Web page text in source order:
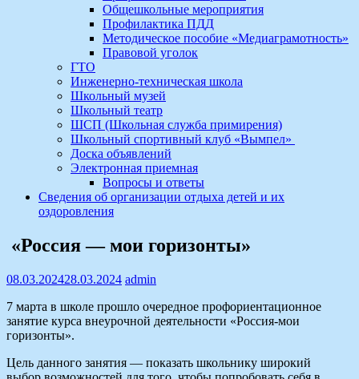
Общешкольные мероприятия
Профилактика ПДД
Методическое пособие «Медиаграмотность»
Правовой уголок
ГТО
Инженерно-техническая школа
Школьный музей
Школьный театр
ШСП (Школьная служба примирения)
Школьный спортивный клуб «Вымпел»
Доска объявлений
Электронная приемная
Вопросы и ответы
Сведения об организации отдыха детей и их
оздоровления
«Россия — мои горизонты»
08.03.202428.03.2024 admin
7 марта в школе прошло очередное профориентационное
занятие курса внеурочной деятельности «Россия-мои
горизонты».
Цель данного занятия — показать школьнику широкий